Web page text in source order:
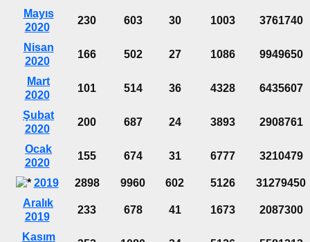
Mayıs
2020
230 603 30 1003 3761740
Nisan
2020
166 502 27 1086 9949650
Mart
2020
101 514 36 4328 6435607
Şubat
2020
200 687 24 3893 2908761
Ocak
2020
155 674 31 6777 3210479
2019 2898 9960 602 5126
31279450
Aralık
2019
233 678 41 1673 2087300
Kasım